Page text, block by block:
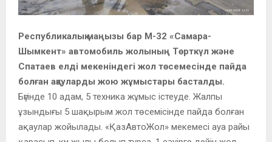
Республикалық маңызы бар М-32 «Самара-
Шымкент» автомобиль жолының Төрткүл және
Спатаев елді мекеніндегі жол төсемесінде пайда
болған ақауларды жою жұмыстары басталды.
Бүгінде 10 адам, 5 техника жұмыс істеуде. Жалпы
ұзындығы 5 шақырым жол төсемісінде пайда болған
ақаулар жойылады. «ҚазАвтоЖол» мекемесі ауа райы